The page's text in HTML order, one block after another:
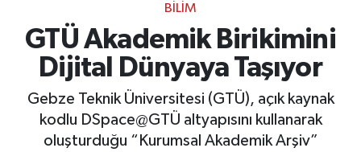
BİLİM
GTÜ Akademik Birikimini
Dijital Dünyaya Taşıyor
Gebze Teknik Üniversitesi (GTÜ), açık kaynak
kodlu DSpace@GTÜ altyapısını kullanarak
oluşturduğu “Kurumsal Akademik Arşiv”
Süper Lig Puan Durumu ve Fikstür
Tüm Manşetler
Son Dakika Haberleri
Haber Arşivi